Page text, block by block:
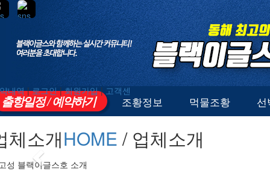
내역|로그인|회원가입|고객센
출항일정 / 예약하기 조황정보 먹물조황
체소개HOME / 업체소개
Previous
성 블랙이글스호 소개